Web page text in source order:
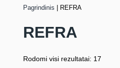
Pagrindinis REFRA
REFRA
Rodomi visi rezultatai: 17